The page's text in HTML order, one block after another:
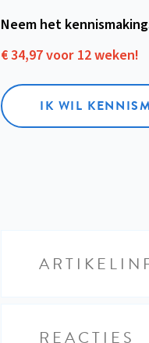
Neem het
€ 34,97 voor 12 weken!
IK WIL
REACTIES